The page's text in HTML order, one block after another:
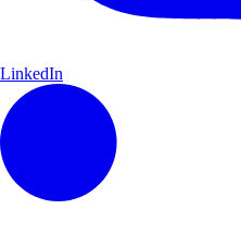
LinkedIn